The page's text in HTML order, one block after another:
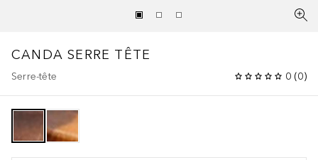
CANDA SERRE TÊTE
Serre-tête 0 (0)